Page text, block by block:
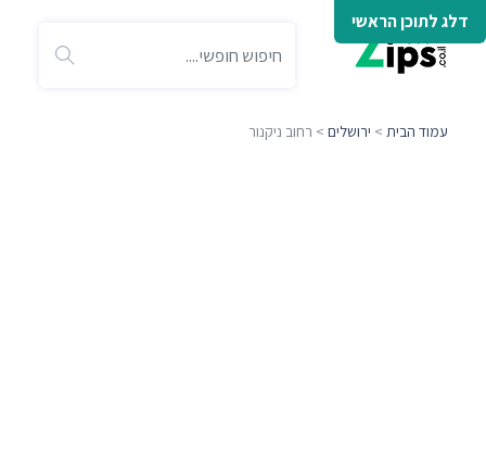
דלג לתוכן הראשי
עמוד הבית > ירושלים > רחוב ניקנור